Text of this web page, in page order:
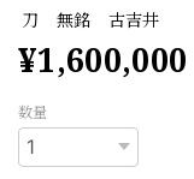
刀 無銘 古吉井
¥1,600,000
数量